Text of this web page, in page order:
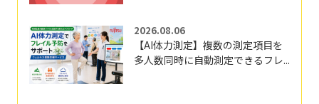
2026.08.06
【AI体力測定】複数の測定項目を
多人数同時に自動測定できるフレ...